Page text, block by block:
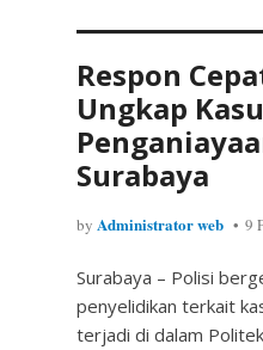
Respon
Ungkap
Surabaya
by Administrator web 9
Surabaya – Polisi
penyelidikan terkait
terjadi di dalam